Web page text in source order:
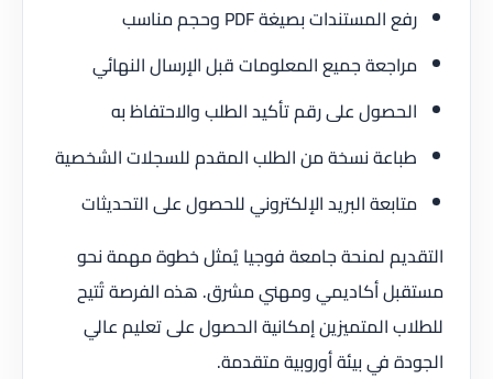
رفع المستندات بصيغة PDF وحجم مناسب
مراجعة جميع المعلومات قبل الإرسال النهائي
الحصول على رقم تأكيد الطلب والاحتفاظ به
طباعة نسخة من الطلب المقدم للسجلات الشخصية
متابعة البريد الإلكتروني للحصول على التحديثات
التقديم لمنحة جامعة فوجيا يُمثل خطوة مهمة نحو
مستقبل أكاديمي ومهني مشرق. هذه الفرصة تُتيح
للطلاب المتميزين إمكانية الحصول على تعليم عالي
الجودة في بيئة أوروبية متقدمة.